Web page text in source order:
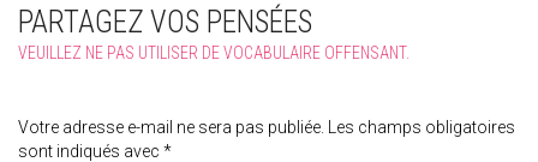
PARTAGEZ VOS PENSÉES
VEUILLEZ NE PAS UTILISER DE VOCABULAIRE OFFENSANT.
Votre adresse e-mail ne sera pas publiée.
Les champs obligatoires
sont indiqués avec *